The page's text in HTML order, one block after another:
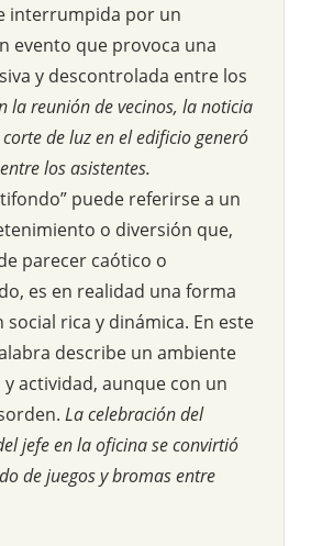
interrumpida por un
evento que provoca una
y descontrolada entre los
la reunión de vecinos, la noticia
de luz en el edificio generó
los asistentes.
puede referirse a un
o diversión que,
parecer caótico o
es en realidad una forma
social rica y dinámica. En este
describe un ambiente
y actividad, aunque con un
La celebración del
jefe en la oficina se convirtió
de juegos y bromas entre